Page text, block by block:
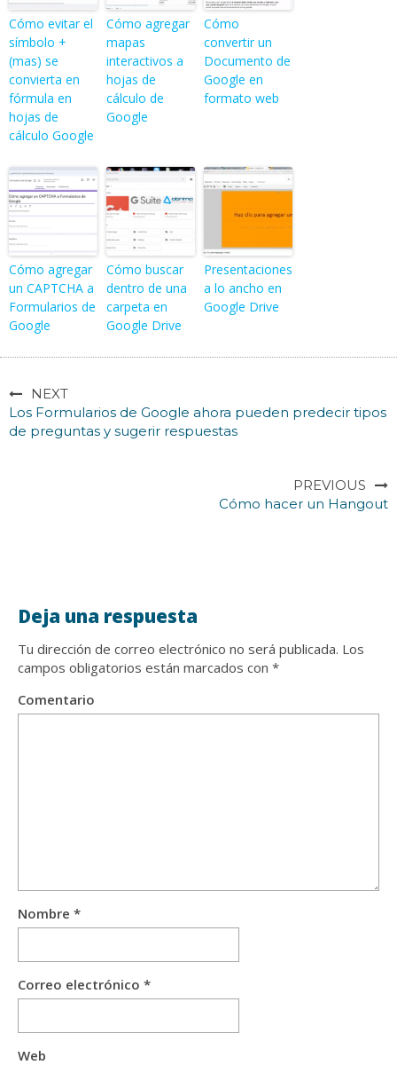
Cómo evitar el
símbolo +
(mas) se
convierta en
fórmula en
hojas de
cálculo Google
Cómo agregar
mapas
interactivos a
hojas de
cálculo de
Google
Cómo
convertir un
Documento de
Google en
formato web
Cómo agregar
un CAPTCHA a
Formularios de
Google
Cómo buscar
dentro de una
carpeta en
Google Drive
Presentaciones
a lo ancho en
Google Drive
NEXT
Los Formularios de Google ahora pueden predecir tipos
de preguntas y sugerir respuestas
PREVIOUS
Cómo hacer un Hangout
Deja una respuesta
Tu dirección de correo electrónico no será publicada. Los
campos obligatorios están marcados con *
Comentario
Nombre *
Correo electrónico *
Web